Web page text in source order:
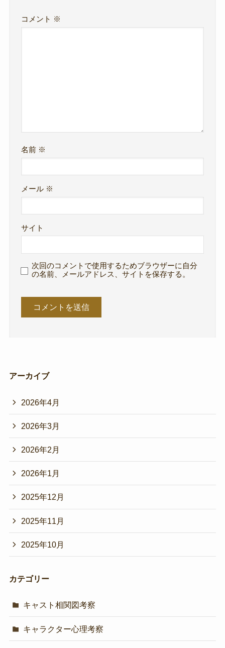
コメント ※
名前 ※
メール ※
サイト
次回のコメントで使用するためブラウザーに自分
の名前、メールアドレス、サイトを保存する。
アーカイブ
2026年4月
2026年3月
2026年2月
2026年1月
2025年12月
2025年11月
2025年10月
カテゴリー
キャスト相関図考察
キャラクター心理考察